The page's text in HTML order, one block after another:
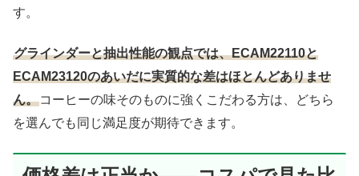
す。
グラインダーと抽出性能の観点では、ECAM22110と
ECAM23120のあいだに実質的な差はほとんどありませ
ん。コーヒーの味そのものに強くこだわる方は、どちら
を選んでも同じ満足度が期待できます。